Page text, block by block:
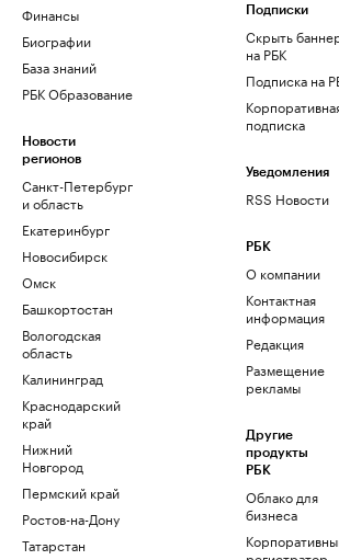
Финансы
Биографии
База знаний
РБК Образование
Новости
регионов
Санкт-Петербург
и область
Екатеринбург
Новосибирск
Омск
Башкортостан
Вологодская
область
Калининград
Краснодарский
край
Нижний
Новгород
Пермский край
Ростов-на-Дону
Татарстан
Подписки
Скрыть
на РБК
Подписка на
подписка
Уведомления
RSS Новости
РБК
О компании
Контактная
информация
Редакция
Размещение
рекламы
Другие
продукты
РБК
Облако для
бизнеса